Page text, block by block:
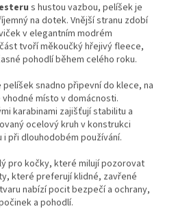
s hustou vazbou, pelíšek je
na dotek. Vnější stranu zdobí
v elegantním modrém
tvoří měkoučký hřejivý fleece,
pohodlí během celého roku.
snadno připevní do klece, na
místo v domácnosti.
karabinami zajišťují stabilitu a
ocelový kruh v konstrukci
při dlouhodobém používání.
pro kočky, které milují pozorovat
které preferují klidné, zavřené
nabízí pocit bezpečí a ochrany,
a pohodlí.